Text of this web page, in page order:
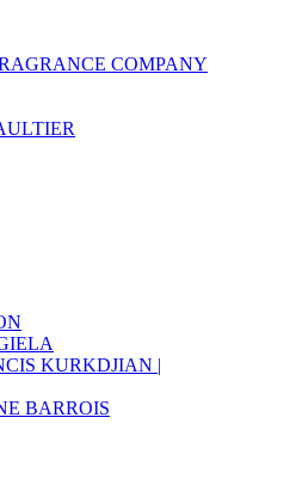
COMPANY
KURKDJIAN |
BARROIS